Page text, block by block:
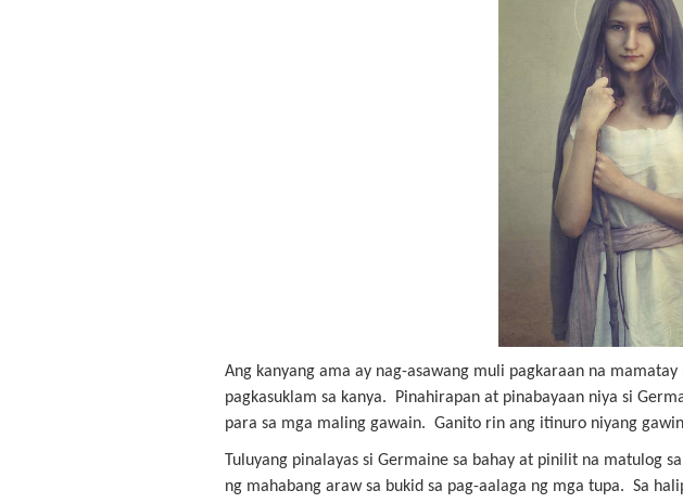
Ang kanyang ama ay nag-asawang muli pagkaraan na
pagkasuklam sa kanya. Pinahirapan at pinabayaan niya si
para sa mga maling gawain. Ganito rin ang itinuro niyang
Tuluyang pinalayas si Germaine sa bahay at pinilit na matulog
ng mahabang araw sa bukid sa pag-aalaga ng mga tupa. Sa